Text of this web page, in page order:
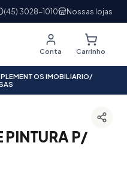
(45) 3028-1010 Nossas lojas
Conta Carrinho
IMOBILIARIO/
PINTURA P/